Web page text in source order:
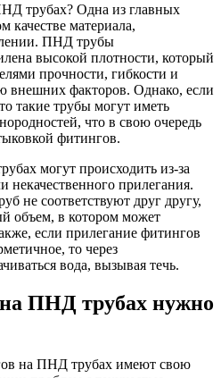
трубах? Одна из главных
качестве материала,
ПНД трубы
высокой плотности, который
прочности, гибкости и
внешних факторов. Однако, если
такие трубы могут иметь
что в свою очередь
фитингов.
могут происходить из-за
некачественного прилегания.
не соответствуют друг другу,
объем, в котором может
если прилегание фитингов
то через
вода, вызывая течь.
ПНД трубах нужно
на ПНД трубах имеют свою